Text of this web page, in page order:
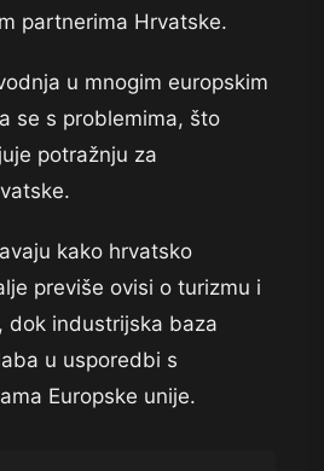
partnerima Hrvatske.
u mnogim europskim
se s problemima, što
potražnju za
kako hrvatsko
previše ovisi o turizmu i
dok industrijska baza
u usporedbi s
Europske unije.